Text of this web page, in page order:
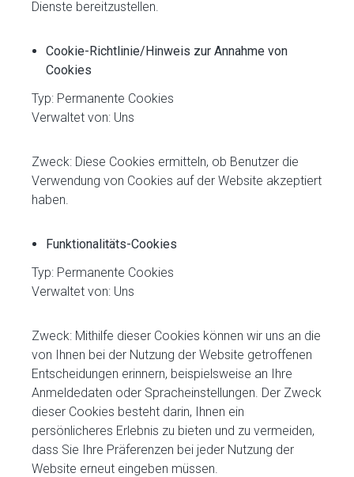
Dienste bereitzustellen.
Cookie-Richtlinie/Hinweis zur Annahme von
Cookies
Typ: Permanente Cookies
Verwaltet von: Uns
Zweck: Diese Cookies ermitteln, ob Benutzer die
Verwendung von Cookies auf der Website akzeptiert
haben.
Funktionalitäts-Cookies
Typ: Permanente Cookies
Verwaltet von: Uns
Zweck: Mithilfe dieser Cookies können wir uns an die
von Ihnen bei der Nutzung der Website getroffenen
Entscheidungen erinnern, beispielsweise an Ihre
Anmeldedaten oder Spracheinstellungen. Der Zweck
dieser Cookies besteht darin, Ihnen ein
persönlicheres Erlebnis zu bieten und zu vermeiden,
dass Sie Ihre Präferenzen bei jeder Nutzung der
Website erneut eingeben müssen.